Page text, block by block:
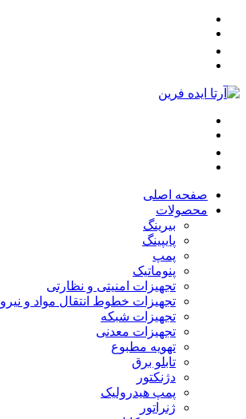
صفحه اصلی
محصولات
بیرینگ
پایپینگ
پمپ
پنوماتیک
تجهیزات امنیتی و نظارتی
تجهیزات خطوط انتقال مواد و نیرو
تجهیزات شبکه
تجهیزات معدنی
تهویه مطبوع
تابلو برق
دژنکتور
پمپ هیدرولیک
ژنراتور